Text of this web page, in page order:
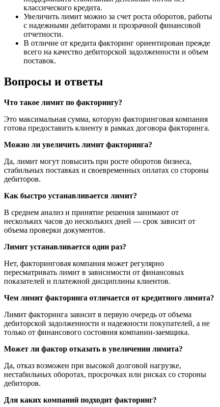
классического кредита.
Увеличить лимит можно за счет роста оборотов, работы
с надежными дебиторами и прозрачной финансовой
отчетности.
В отличие от кредита факторинг ориентирован прежде
всего на качество дебиторской задолженности и объем
поставок.
Вопросы и ответы
Что такое лимит по факторингу?
Это максимальная сумма, которую факторинговая компания
готова предоставить клиенту в рамках договора факторинга.
Можно ли увеличить лимит факторинга?
Да, лимит могут повысить при росте оборотов бизнеса,
стабильных поставках и своевременных оплатах со стороны
дебиторов.
Как быстро устанавливается лимит?
В среднем анализ и принятие решения занимают от
нескольких часов до нескольких дней — срок зависит от
объема проверки документов.
Лимит устанавливается один раз?
Нет, факторинговая компания может регулярно
пересматривать лимит в зависимости от финансовых
показателей и платежной дисциплины клиентов.
Чем лимит факторинга отличается от кредитного лимита?
Лимит факторинга зависит в первую очередь от объема
дебиторской задолженности и надежности покупателей, а не
только от финансового состояния компании-заемщика.
Может ли фактор отказать в увеличении лимита?
Да, отказ возможен при высокой долговой нагрузке,
нестабильных оборотах, просрочках или рисках со стороны
дебиторов.
Для каких компаний подходит факторинг?